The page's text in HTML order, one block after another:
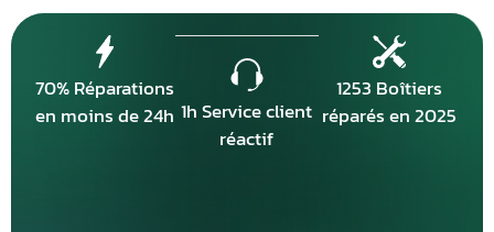
70% Réparations
en moins de 24h 1h Service client
réactif
1253 Boîtiers
réparés en 2025